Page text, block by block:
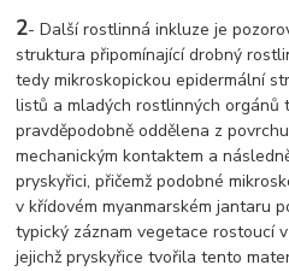
2-Další rostlinná inkluze je
struktura připomínající drobný
tedy mikroskopickou epidermální
listů a mladých rostlinných orgánů
pravděpodobně oddělena z
mechanickým kontaktem a
pryskyřici, přičemž podobné
v křídovém myanmarském jantaru
typický záznam vegetace rostoucí
jejichž pryskyřice tvořila tento